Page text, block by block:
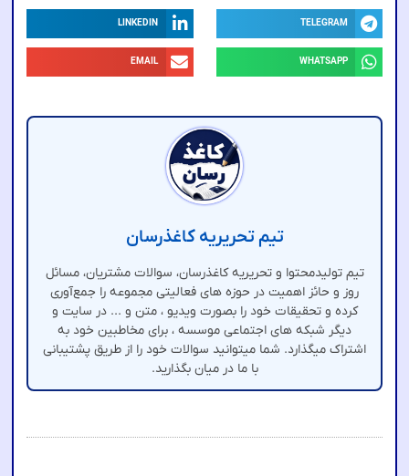
TELEGRAM
LINKEDIN
WHATSAPP
EMAIL
تیم تحریریه کاغذرسان
تیم تولیدمحتوا و تحریریه کاغذرسان، سوالات مشتریان، مسائل
روز و حائز اهمیت در حوزه های فعالیتی مجموعه را جمع‌آوری
کرده و تحقیقات خود را بصورت ویدیو ، متن و ... در سایت و
دیگر شبکه های اجتماعی موسسه ، برای مخاطبین خود به
اشتراک میگذارد. شما میتوانید سوالات خود را از طریق پشتیبانی
با ما در میان بگذارید.